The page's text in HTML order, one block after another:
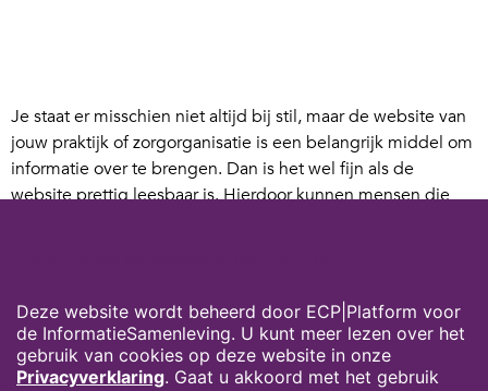
Je staat er misschien niet altijd bij stil, maar de website van
jouw praktijk of zorgorganisatie is een belangrijk middel om
informatie over te brengen. Dan is het wel fijn als de
website prettig leesbaar is. Hierdoor kunnen mensen die
worden 5 tips gedeeld hoe je je praktijkwebsite leesbaarder
kan maken, maar deze tips kan je ook goed gebruiken voor
de website van je zorgorganisatie.
Deze website wordt beheerd door ECP|Platform voor
de InformatieSamenleving. U kunt meer lezen over het
gebruik van cookies op deze website in onze
Privacyverklaring. Gaat u akkoord met het gebruik